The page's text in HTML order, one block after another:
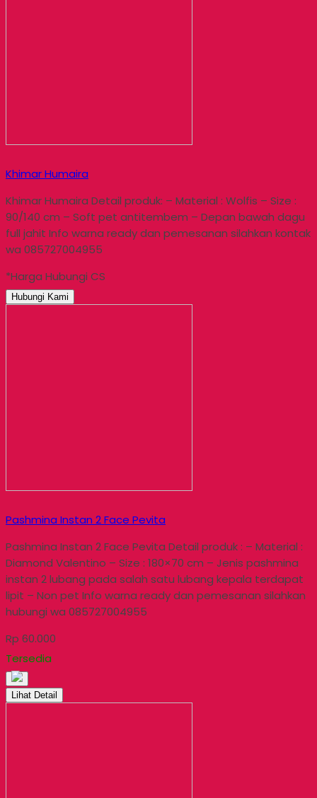
Khimar Humaira
Khimar Humaira Detail produk: – Material : Wolfis – Size :
90/140 cm – Soft pet antitembem – Depan bawah dagu
full jahit Info warna ready dan pemesanan silahkan kontak
wa 085727004955
*Harga Hubungi CS
Hubungi Kami
Pashmina Instan 2 Face Pevita
Pashmina Instan 2 Face Pevita Detail produk : – Material :
Diamond Valentino – Size : 180×70 cm – Jenis pashmina
instan 2 lubang pada salah satu lubang kepala terdapat
lipit – Non pet Info warna ready dan pemesanan silahkan
hubungi wa 085727004955
Rp 60.000
Tersedia
Lihat Detail